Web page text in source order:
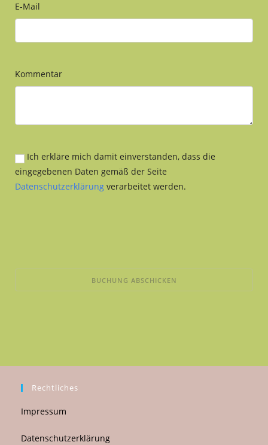
E-Mail
Kommentar
Ich erkläre mich damit einverstanden, dass die
eingegebenen Daten gemäß der Seite
Datenschutzerklärung verarbeitet werden.
Rechtliches
Impressum
Datenschutzerklärung